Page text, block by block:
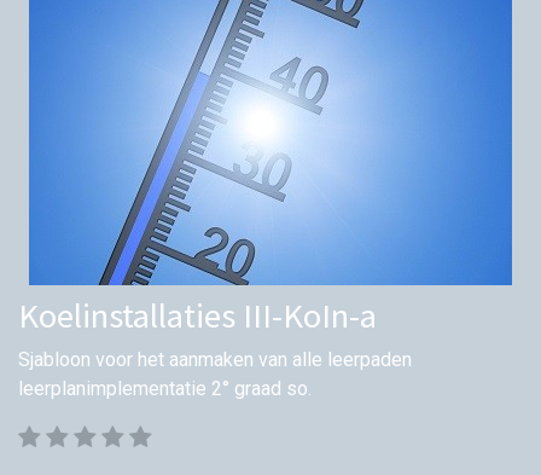
Koelinstallaties III-KoIn-a
Sjabloon voor het aanmaken van alle leerpaden
leerplanimplementatie 2° graad so.